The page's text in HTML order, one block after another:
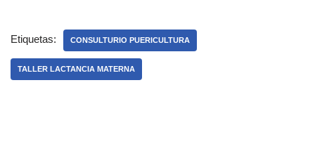
Etiquetas: CONSULTURIO PUERICULTURA
TALLER LACTANCIA MATERNA